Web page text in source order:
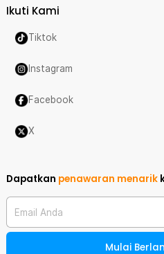
Ikuti Kami
Tiktok
Instagram
Facebook
X
Dapatkan penawaran menarik
Email Anda
Mulai